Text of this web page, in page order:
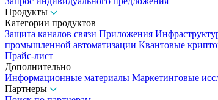
Продукты
Категории продуктов
Защита каналов связи Приложения
промышленной автоматизации Квантовые
Прайс-лист
Дополнительно
Информационные материалы Маркетинговые
Партнеры